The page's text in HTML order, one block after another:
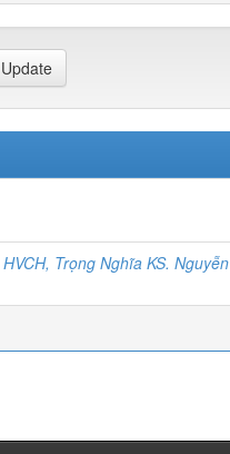
HVCH, Trọng Nghĩa KS. Nguyễn